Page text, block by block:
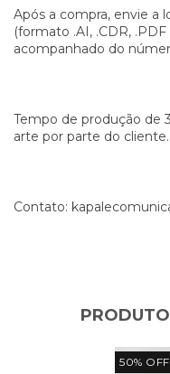
Após a compra, envie a
(formato .AI, .CDR,
acompanhado do
Tempo de produção de
arte por parte do cliente.
Contato:
50% OFF